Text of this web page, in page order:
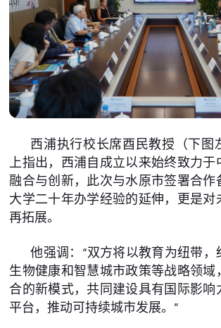
西浦执行校长席酉民教授（下图
上指出，西浦自成立以来始终致力
融合与创新，此次与水原市签署合作
大学二十年办学经验的延伸，更是对
再拓展。
他强调：“双方将以教育为纽带，
生物健康和智慧城市政策等战略领域
合的新模式，共同建设具有国际影响
平台，推动可持续城市发展。”